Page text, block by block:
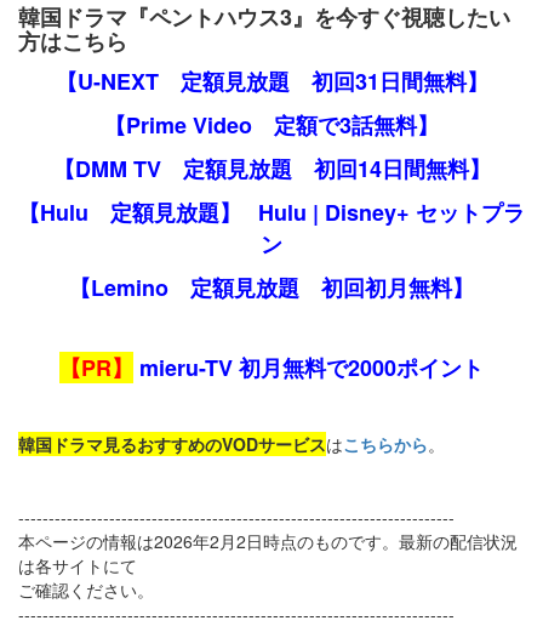
韓国ドラマ『ペントハウス3』を今すぐ視聴したい
方はこちら
【U-NEXT 定額見放題 初回31日間無料】
【Prime Video 定額で3話無料】
【DMM TV 定額見放題 初回14日間無料】
【Hulu 定額見放題】
Hulu | Disney+ セットプラ
ン
【Lemino 定額見放題 初回初月無料】
【PR】 mieru-TV 初月無料で2000ポイント
韓国ドラマ見るおすすめのVODサービスはこちらから。
------------------------------------------------------------------------
本ページの情報は2026年2月2日時点のものです。最新の配信状況
は各サイトにて
ご確認ください。
------------------------------------------------------------------------